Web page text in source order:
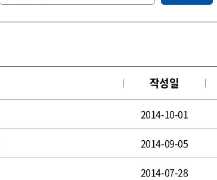
작성일
2014-10-01
2014-09-05
2014-07-28